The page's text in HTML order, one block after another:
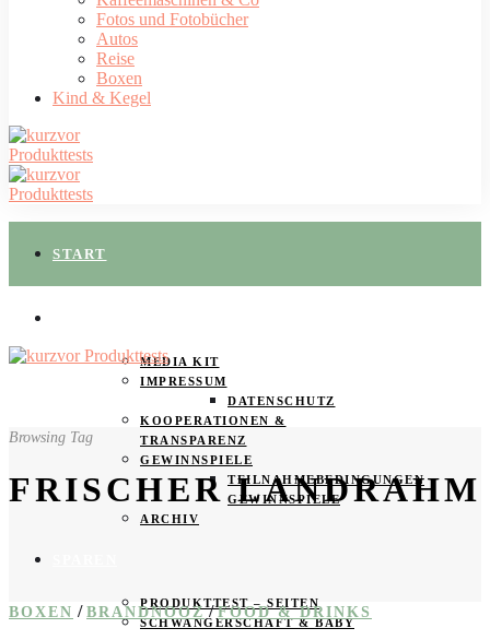
Fotos und Fotobücher
Autos
Reise
Boxen
Kind & Kegel
START
MEDIA KIT
IMPRESSUM
DATENSCHUTZ
KOOPERATIONEN &
TRANSPARENZ
GEWINNSPIELE
TEILNAHMEBEDINGUNGEN
GEWINNSPIELE
ARCHIV
PRODUKTTEST – SEITEN
SCHWANGERSCHAFT & BABY
Browsing Tag
FRISCHER LANDRAHM
BOXEN / BRANDNOOZ / FOOD & DRINKS